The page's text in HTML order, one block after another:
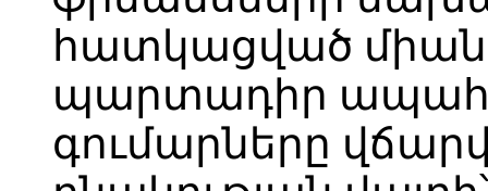
հատկացված
պարտադիր
գումարները